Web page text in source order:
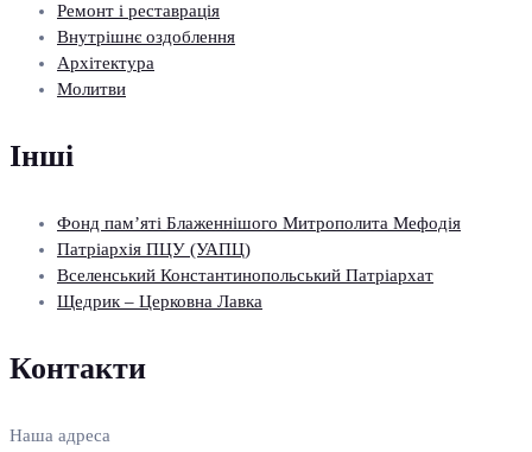
Ремонт і реставрація
Внутрішнє оздоблення
Архітектура
Молитви
Інші
Фонд пам’яті Блаженнішого Митрополита Мефодія
Патріархія ПЦУ (УАПЦ)
Вселенський Константинопольський Патріархат
Щедрик – Церковна Лавка
Контакти
Наша адреса